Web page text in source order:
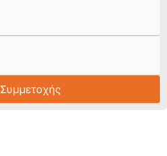
Δήλωση Συμμετοχής